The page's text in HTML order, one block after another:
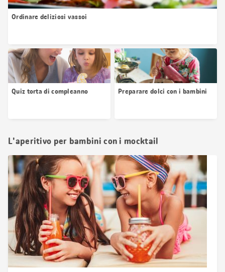
Ordinare deliziosi vassoi
Quiz torta di compleanno Preparare dolci con i bambini
L'aperitivo per bambini con i mocktail